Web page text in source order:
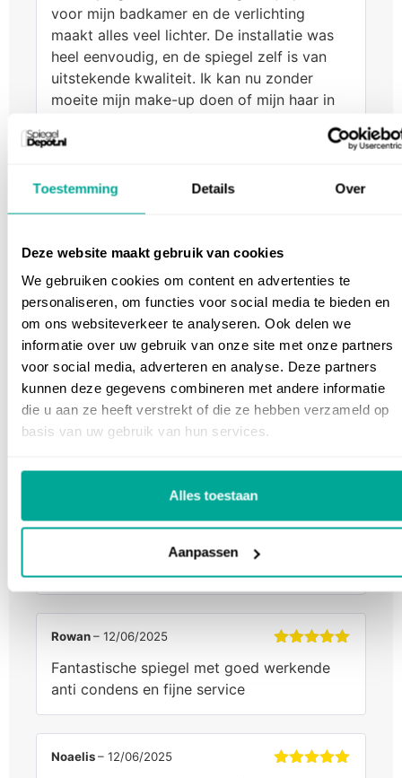
Toestemming Details Over
Deze website maakt gebruik van cookies
We gebruiken cookies om content en advertenties te
personaliseren, om functies voor social media te bieden en
om ons websiteverkeer te analyseren. Ook delen we
informatie over uw gebruik van onze site met onze partners
voor social media, adverteren en analyse. Deze partners
kunnen deze gegevens combineren met andere informatie
die u aan ze heeft verstrekt of die ze hebben verzameld op
basis van uw gebruik van hun services.
Alles toestaan
Aanpassen
voor mijn badkamer en de verlichting
maakt alles veel lichter. De installatie was
heel eenvoudig, en de spiegel zelf is van
uitstekende kwaliteit. Ik kan nu zonder
moeite mijn make-up doen of mijn haar in
beslagen spiegel. Absoluut een
Gewaardeerd
heel blij mee! licht past zich aan aan mijn
vibe, warm in de avond en koel in de
ochtend
Gewaardeerd
5uit 5
david w.– 03/04/2025
dat hij vanzelf uitgaat na een uur is echt
slim. scheelt weer een hoop stroom als je
makkelijk te installeren, had het binnen 10
5uit 5
Rowan– 12/06/2025
Fantastische spiegel met goed werkende
anti condens en fijne service
Noaelis– 12/06/2025